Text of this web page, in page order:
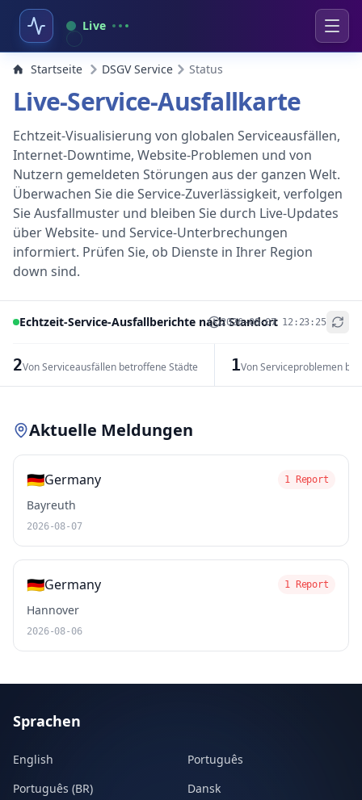
Live
Startseite DSGV Service Status
Live-Service-Ausfallkarte
Echtzeit-Visualisierung von globalen Serviceausfällen,
Internet-Downtime, Website-Problemen und von
Nutzern gemeldeten Störungen aus der ganzen Welt.
Überwachen Sie die Service-Zuverlässigkeit, verfolgen
Sie Ausfallmuster und bleiben Sie durch Live-Updates
über Website- und Service-Unterbrechungen
informiert. Prüfen Sie, ob Dienste in Ihrer Region
down sind.
Echtzeit-Service-Ausfallberichte nach Standort
2026-08-07 12:23:25
2Von Serviceausfällen betroffene Städte 1Von Serviceproblemen
+
Aktuelle Meldungen
🇩🇪Germany 1 Report
Bayreuth
2026-08-07
🇩🇪Germany 1 Report
Hannover
2026-08-06
Sprachen
English
Português
Português (BR)
Dansk